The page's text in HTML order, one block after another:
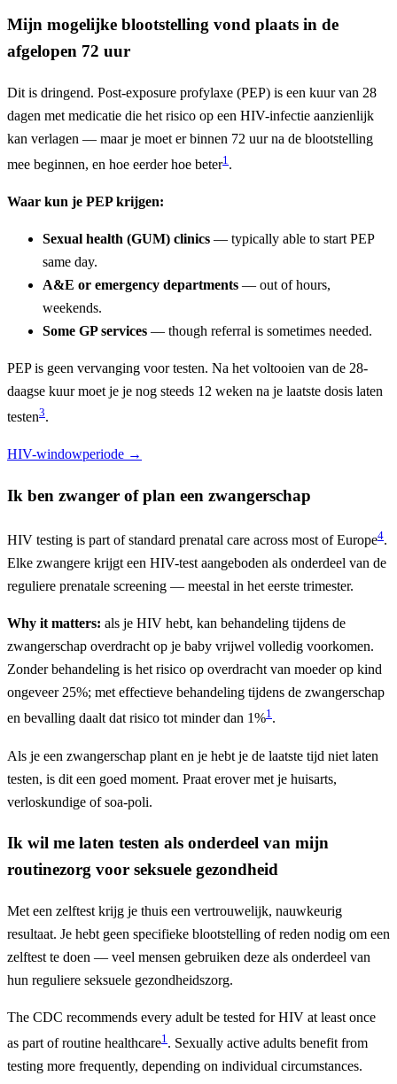
Mijn mogelijke blootstelling vond plaats in de
afgelopen 72 uur
Dit is dringend. Post-exposure profylaxe (PEP) is een kuur van 28
dagen met medicatie die het risico op een HIV-infectie aanzienlijk
kan verlagen — maar je moet er binnen 72 uur na de blootstelling
mee beginnen, en hoe eerder hoe beter1 .
Waar kun je PEP krijgen:
Sexual health (GUM) clinics — typically able to start PEP
same day.
A&E or emergency departments — out of hours,
weekends.
Some GP services — though referral is sometimes needed.
PEP is geen vervanging voor testen. Na het voltooien van de 28-
daagse kuur moet je je nog steeds 12 weken na je laatste dosis laten
testen3.
HIV-windowperiode →
Ik ben zwanger of plan een zwangerschap
HIV testing is part of standard prenatal care across most of Europe4.
Elke zwangere krijgt een HIV-test aangeboden als onderdeel van de
reguliere prenatale screening — meestal in het eerste trimester.
Why it matters: als je HIV hebt, kan behandeling tijdens de
zwangerschap overdracht op je baby vrijwel volledig voorkomen.
Zonder behandeling is het risico op overdracht van moeder op kind
ongeveer 25%; met effectieve behandeling tijdens de zwangerschap
en bevalling daalt dat risico tot minder dan 1%1.
Als je een zwangerschap plant en je hebt je de laatste tijd niet laten
testen, is dit een goed moment. Praat erover met je huisarts,
verloskundige of soa-poli.
Ik wil me laten testen als onderdeel van mijn
routinezorg voor seksuele gezondheid
Met een zelftest krijg je thuis een vertrouwelijk, nauwkeurig
resultaat. Je hebt geen specifieke blootstelling of reden nodig om een
zelftest te doen — veel mensen gebruiken deze als onderdeel van
hun reguliere seksuele gezondheidszorg.
The CDC recommends every adult be tested for HIV at least once
as part of routine healthcare1 . Sexually active adults benefit from
testing more frequently, depending on individual circumstances.